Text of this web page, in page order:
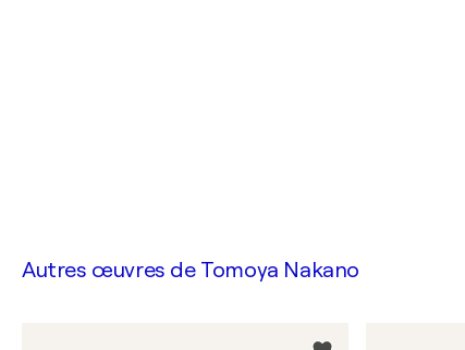
Autres œuvres de Tomoya Nakano